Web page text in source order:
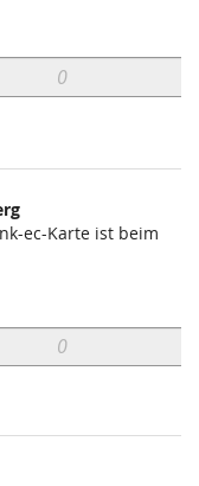
ec-Karte ist beim